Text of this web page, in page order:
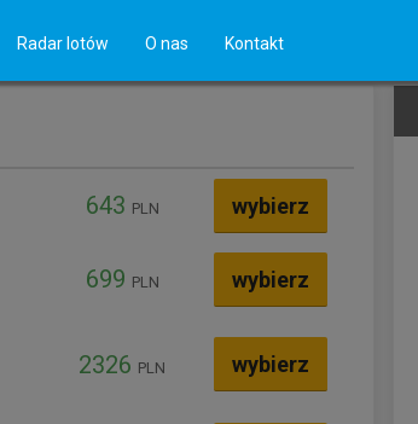
Radar lotów O nas Kontakt
643 PLN wybierz
699 PLN wybierz
2326 PLN wybierz